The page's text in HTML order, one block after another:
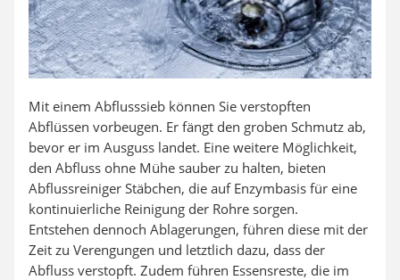
Mit einem Abflusssieb können Sie verstopften
Abflüssen vorbeugen. Er fängt den groben Schmutz ab,
bevor er im Ausguss landet. Eine weitere Möglichkeit,
den Abfluss ohne Mühe sauber zu halten, bieten
Abflussreiniger Stäbchen, die auf Enzymbasis für eine
kontinuierliche Reinigung der Rohre sorgen.
Entstehen dennoch Ablagerungen, führen diese mit der
Zeit zu Verengungen und letztlich dazu, dass der
Abfluss verstopft. Zudem führen Essensreste, die im